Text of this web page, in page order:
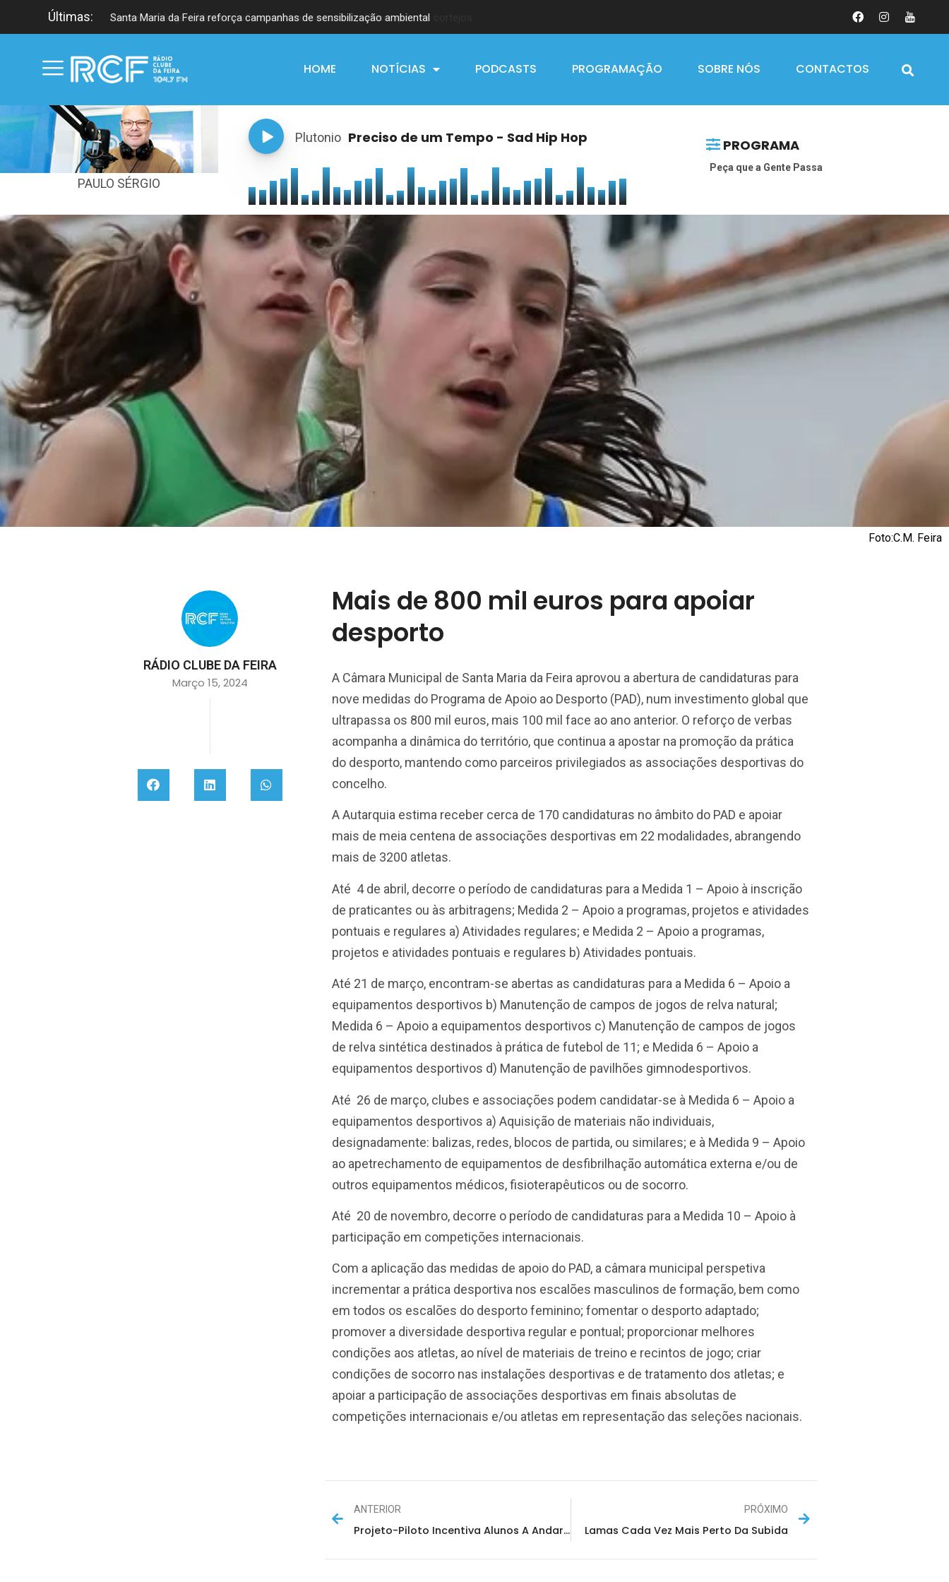
Últimas: Santa Maria da Feira reforça campanhas de sensibilização ambiental
HOME NOTÍCIAS PODCASTS PROGRAMAÇÃO SOBRE NÓS CONTACTOS
PAULO SÉRGIO
Plutonio Preciso de um Tempo - Sad Hip Hop PROGRAMA
Peça que a Gente Passa
Foto:C.M. Feira
RÁDIO CLUBE DA FEIRA
Março 15, 2024
Mais de 800 mil euros para apoiar
desporto
A Câmara Municipal de Santa Maria da Feira aprovou a abertura de candidaturas para
nove medidas do Programa de Apoio ao Desporto (PAD), num investimento global que
ultrapassa os 800 mil euros, mais 100 mil face ao ano anterior. O reforço de verbas
acompanha a dinâmica do território, que continua a apostar na promoção da prática
do desporto, mantendo como parceiros privilegiados as associações desportivas do
concelho.
A Autarquia estima receber cerca de 170 candidaturas no âmbito do PAD e apoiar
mais de meia centena de associações desportivas em 22 modalidades, abrangendo
mais de 3200 atletas.
Até 4 de abril, decorre o período de candidaturas para a Medida 1 – Apoio à inscrição
de praticantes ou às arbitragens; Medida 2 – Apoio a programas, projetos e atividades
pontuais e regulares a) Atividades regulares; e Medida 2 – Apoio a programas,
projetos e atividades pontuais e regulares b) Atividades pontuais.
Até 21 de março, encontram-se abertas as candidaturas para a Medida 6 – Apoio a
equipamentos desportivos b) Manutenção de campos de jogos de relva natural;
Medida 6 – Apoio a equipamentos desportivos c) Manutenção de campos de jogos
de relva sintética destinados à prática de futebol de 11; e Medida 6 – Apoio a
equipamentos desportivos d) Manutenção de pavilhões gimnodesportivos.
Até 26 de março, clubes e associações podem candidatar-se à Medida 6 – Apoio a
equipamentos desportivos a) Aquisição de materiais não individuais,
designadamente: balizas, redes, blocos de partida, ou similares; e à Medida 9 – Apoio
ao apetrechamento de equipamentos de desfibrilhação automática externa e/ou de
outros equipamentos médicos, fisioterapêuticos ou de socorro.
Até 20 de novembro, decorre o período de candidaturas para a Medida 10 – Apoio à
participação em competições internacionais.
Com a aplicação das medidas de apoio do PAD, a câmara municipal perspetiva
incrementar a prática desportiva nos escalões masculinos de formação, bem como
em todos os escalões do desporto feminino; fomentar o desporto adaptado;
promover a diversidade desportiva regular e pontual; proporcionar melhores
condições aos atletas, ao nível de materiais de treino e recintos de jogo; criar
condições de socorro nas instalações desportivas e de tratamento dos atletas; e
apoiar a participação de associações desportivas em finais absolutas de
competições internacionais e/ou atletas em representação das seleções nacionais.
ANTERIOR
Projeto-Piloto Incentiva Alunos A Andar A Pé
PRÓXIMO
Lamas Cada Vez Mais Perto Da Subida